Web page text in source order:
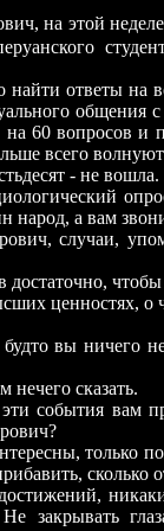
на этой
ответы на
60 вопросов и
всего
- не вошла.
опрос
народ, а вам
случаи,
чтобы
ценностях, о
вы ничего не
сказать.
вам
только
сколько
закрывать